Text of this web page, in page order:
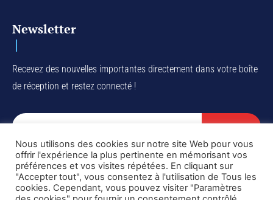
Newsletter
Recevez des nouvelles importantes directement dans votre boîte
de réception et restez connecté !
SUBSCRIBE
I've read and accept thePrivacy Policy.
Nous utilisons des cookies sur notre site Web pour vous
offrir l'expérience la plus pertinente en mémorisant vos
préférences et vos visites répétées. En cliquant sur
"Accepter tout", vous consentez à l'utilisation de Tous les
cookies. Cependant, vous pouvez visiter "Paramètres